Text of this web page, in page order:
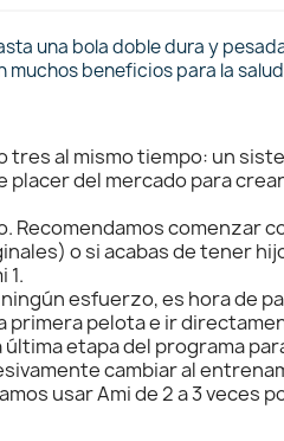
una bola doble dura y
beneficios para la
tres al mismo tiempo: un
del mercado para
Recomendamos comenzar
o si acabas de tener
1.
esfuerzo, es hora de
pelota e ir
última etapa del programa
cambiar al
usar Ami de 2 a 3